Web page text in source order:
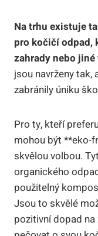
Na trhu existuje
pro kočičí odpad,
zahrady nebo
jsou navrženy tak,
zabránily úniku
Pro ty, kteří
mohou být **eko-
skvělou volbou.
organického
použitelný
Jsou to skvělé
pozitivní dopad